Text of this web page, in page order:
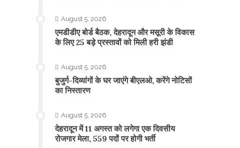
August 5, 2026
एमडीडीए बोर्ड बैठक, देहरादून और मसूरी के विकास
के लिए 25 बड़े प्रस्तावों को मिली हरी झंडी
August 5, 2026
बुजुर्ग-दिव्यांगों के घर जाएंगे बीएलओ, करेंगे नोटिसों
का निस्तारण
August 5, 2026
​देहरादून में 11 अगस्त को लगेगा एक दिवसीय
रोजगार मेला, 559 पदों पर होगी भर्ती